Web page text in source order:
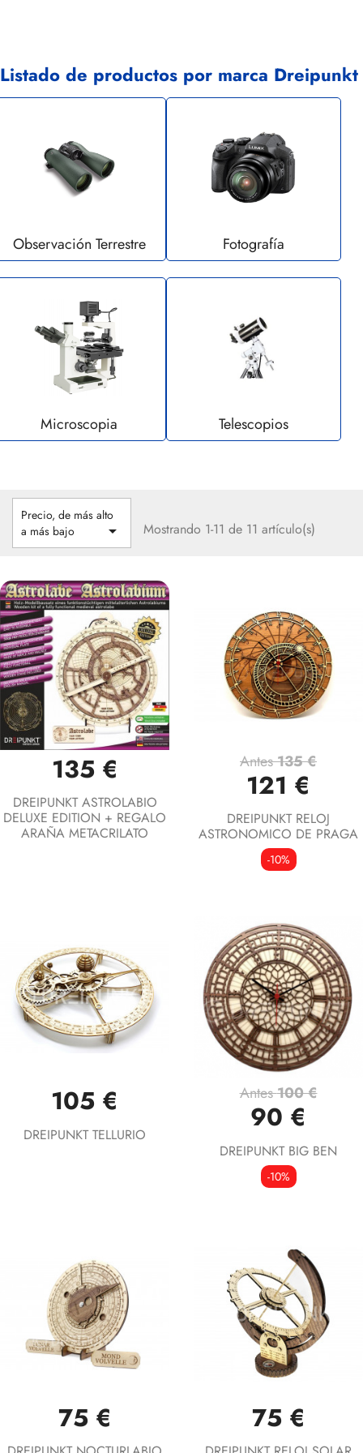
Listado de productos por marca Dreipunkt
Observación Terrestre Fotografía
Microscopia Telescopios
Precio, de más alto
a más bajo
 Mostrando 1-11 de 11 artículo(s)
135 €
DREIPUNKT ASTROLABIO
DELUXE EDITION + REGALO
ARAÑA METACRILATO
Antes135 €
121 €
DREIPUNKT RELOJ
ASTRONOMICO DE PRAGA
-10%
105 €
DREIPUNKT TELLURIO
Antes100 €
90 €
DREIPUNKT BIG BEN
-10%
75 € 75 €